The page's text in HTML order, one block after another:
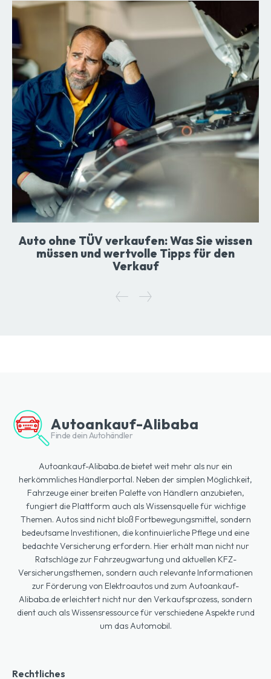
Auto ohne TÜV verkaufen: Was Sie wissen
müssen und wertvolle Tipps für den
Verkauf
Autoankauf-Alibaba
Finde dein Autohändler
Autoankauf-Alibaba.de bietet weit mehr als nur ein
herkömmliches Händlerportal. Neben der simplen Möglichkeit,
Fahrzeuge einer breiten Palette von Händlern anzubieten,
fungiert die Plattform auch als Wissensquelle für wichtige
Themen. Autos sind nicht bloß Fortbewegungsmittel, sondern
bedeutsame Investitionen, die kontinuierliche Pflege und eine
bedachte Versicherung erfordern. Hier erhält man nicht nur
Ratschläge zur Fahrzeugwartung und aktuellen KFZ-
Versicherungsthemen, sondern auch relevante Informationen
zur Förderung von Elektroautos und zum Autoankauf-
Alibaba.de erleichtert nicht nur den Verkaufsprozess, sondern
dient auch als Wissensressource für verschiedene Aspekte rund
um das Automobil.
Rechtliches